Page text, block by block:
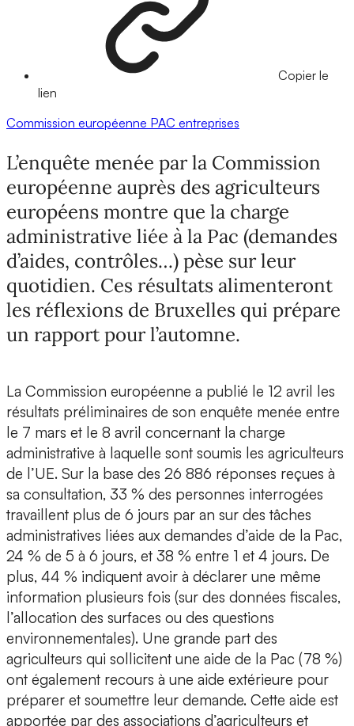
Copier le
lien
Commission européenne PAC entreprises
L’enquête menée par la Commission
européenne auprès des agriculteurs
européens montre que la charge
administrative liée à la Pac (demandes
d’aides, contrôles…) pèse sur leur
quotidien. Ces résultats alimenteront
les réflexions de Bruxelles qui prépare
un rapport pour l’automne.
La Commission européenne a publié le 12 avril les
résultats préliminaires de son enquête menée entre
le 7 mars et le 8 avril concernant la charge
administrative à laquelle sont soumis les agriculteurs
de l’UE. Sur la base des 26 886 réponses reçues à
sa consultation, 33 % des personnes interrogées
travaillent plus de 6 jours par an sur des tâches
administratives liées aux demandes d’aide de la Pac,
24 % de 5 à 6 jours, et 38 % entre 1 et 4 jours. De
plus, 44 % indiquent avoir à déclarer une même
information plusieurs fois (sur des données fiscales,
l’allocation des surfaces ou des questions
environnementales). Une grande part des
agriculteurs qui sollicitent une aide de la Pac (78 %)
ont également recours à une aide extérieure pour
préparer et soumettre leur demande. Cette aide est
apportée par des associations d’agriculteurs et